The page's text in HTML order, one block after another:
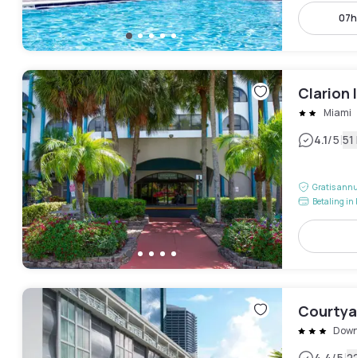
Clarion
Miami
4.1/5|
Gratis
Betaling in